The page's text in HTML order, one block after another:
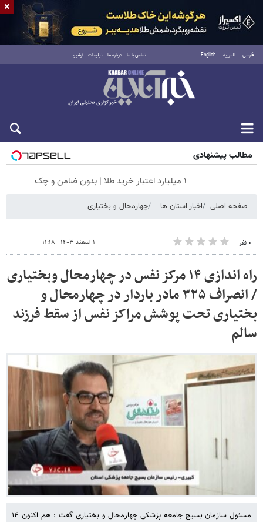
فارسی العربية English تماس با ما درباره ما تبلیغات آرشیو
شنبه ۱۷ مرداد ۱۴۰۵
مطالب پیشنهادی
۱ میلیارد اعتبار خرید طلا | بدون ضامن و چک
صفحه اصلی اخبار استان ها چهارمحال و بختیاری
۰ نفر ۱ اسفند ۱۴۰۳ - ۱۱:۱۸
راه اندازی ۱۴ مرکز نفس در چهارمحال وبختیاری
/ انصراف ۳۲۵ مادر باردار در چهارمحال و
بختیاری تحت پوشش مراکز نفس از سقط فرزند
سالم
مسئول سازمان بسیج جامعه پزشکی چهارمحال و بختیاری گفت : هم اکنون ۱۴
×